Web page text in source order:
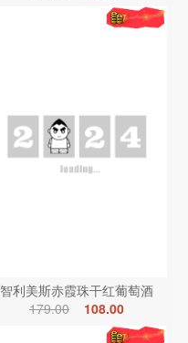
智利美斯赤霞珠干红葡萄酒
179.00
108.00